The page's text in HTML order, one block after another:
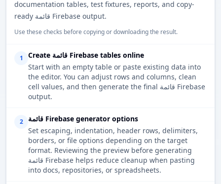
documentation tables, test fixtures, reports, and copy-
ready قائمة Firebase output.
Use these checks before copying or downloading the result.
1
Create قائمة Firebase tables online
Start with an empty table or paste existing data into
the editor. You can adjust rows and columns, clean
cell values, and then generate the final قائمة Firebase
output.
2
قائمة Firebase generator options
Set escaping, indentation, header rows, delimiters,
borders, or file options depending on the target
format. Reviewing the preview before generating
قائمة Firebase helps reduce cleanup when pasting
into docs, repositories, or spreadsheets.